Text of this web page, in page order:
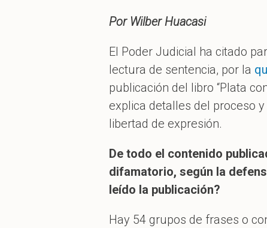
Por Wilber Huacasi
El Poder Judicial ha citado
lectura de sentencia, por la
publicación del libro “Plata
explica detalles del proceso
libertad de expresión.
De todo el contenido
difamatorio, según la
leído la publicación?
Hay 54 grupos de frases o